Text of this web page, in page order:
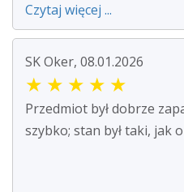
Czytaj więcej ...
SK Oker, 08.01.2026
★ ★ ★ ★ ★
Przedmiot był dobrze
szybko; stan był taki, jak